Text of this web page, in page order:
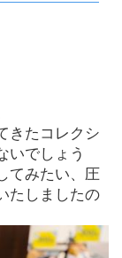
きたコレクシ
いでしょう
てみたい、圧
たしましたの